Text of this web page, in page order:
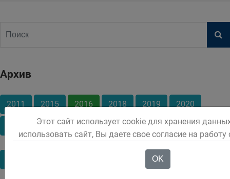
Архив
2011 2015 2016 2018 2019 2020
2022 2025
Этот сайт использует cookie для хранения
использовать сайт, Вы даете свое согласие на
OK